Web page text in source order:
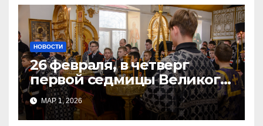
НОВОСТИ
26 февраля, в четверг
первой седмицы Великого
Поста, в Свято-Никольском
храме состоялось Великое
МАР 1, 2026